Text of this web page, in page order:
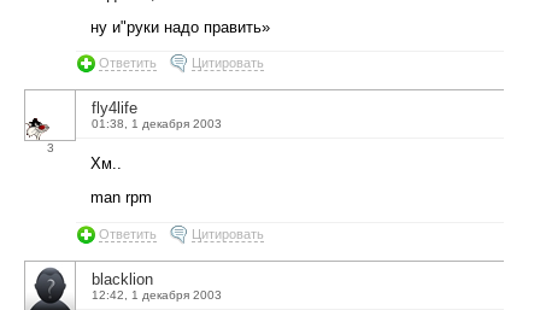
ну и"руки надо править»
Ответить Цитировать
3
fly4life
01:38, 1 декабря 2003
Хм..
man rpm
Ответить Цитировать
blacklion
12:42, 1 декабря 2003